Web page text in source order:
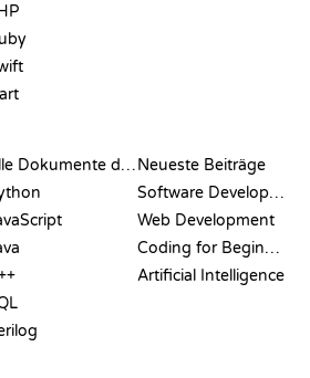
Alle Dokumente durchsuchenNeueste Beiträge
Software Development
Web Development
Coding for Beginners
Artificial Intelligence